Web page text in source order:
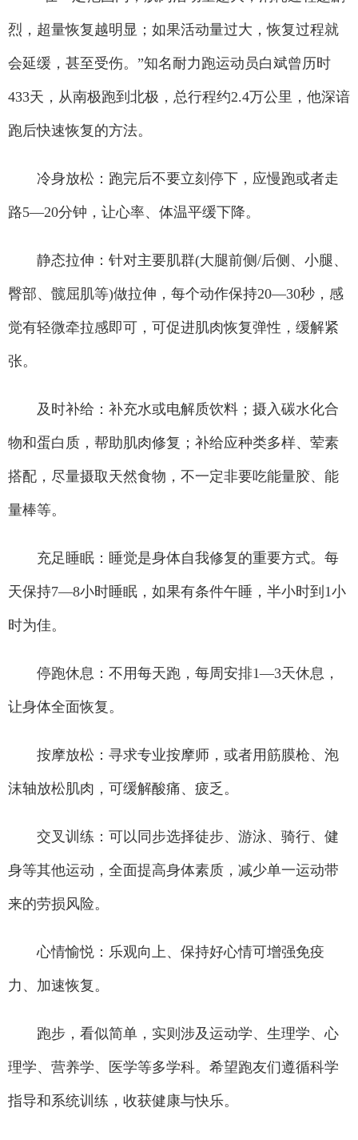
烈，超量恢复越明显；如果活动量过大，恢复过程就
会延缓，甚至受伤。”知名耐力跑运动员白斌曾历时
433天，从南极跑到北极，总行程约2.4万公里，他深谙
跑后快速恢复的方法。
冷身放松：跑完后不要立刻停下，应慢跑或者走
路5—20分钟，让心率、体温平缓下降。
静态拉伸：针对主要肌群(大腿前侧/后侧、小腿、
臀部、髋屈肌等)做拉伸，每个动作保持20—30秒，感
觉有轻微牵拉感即可，可促进肌肉恢复弹性，缓解紧
张。
及时补给：补充水或电解质饮料；摄入碳水化合
物和蛋白质，帮助肌肉修复；补给应种类多样、荤素
搭配，尽量摄取天然食物，不一定非要吃能量胶、能
量棒等。
充足睡眠：睡觉是身体自我修复的重要方式。每
天保持7—8小时睡眠，如果有条件午睡，半小时到1小
时为佳。
停跑休息：不用每天跑，每周安排1—3天休息，
让身体全面恢复。
按摩放松：寻求专业按摩师，或者用筋膜枪、泡
沫轴放松肌肉，可缓解酸痛、疲乏。
交叉训练：可以同步选择徒步、游泳、骑行、健
身等其他运动，全面提高身体素质，减少单一运动带
来的劳损风险。
心情愉悦：乐观向上、保持好心情可增强免疫
力、加速恢复。
跑步，看似简单，实则涉及运动学、生理学、心
理学、营养学、医学等多学科。希望跑友们遵循科学
指导和系统训练，收获健康与快乐。